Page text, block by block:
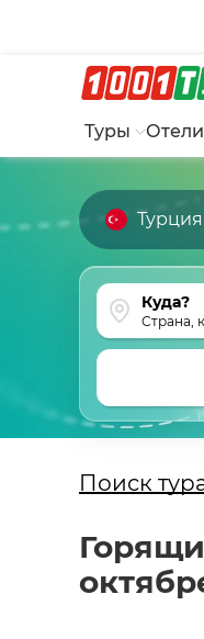
Туры Отели
Турция
Страна,
Поиск